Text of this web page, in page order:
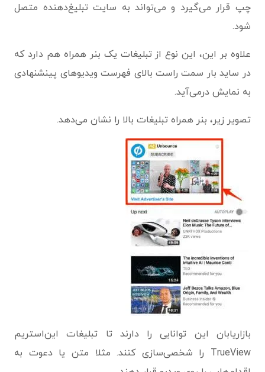
چپ قرار می‌گیرد و می‌تواند به سایت تبلیغ‌دهنده متصل
شود.
علاوه بر این، این نوع از تبلیغات یک بنر همراه هم دارد که
در ساید بار سمت راست بالای فهرست ویدیوهای پینشنهادی
به نمایش درمی‌آید.
تصویر زیر، بنر همراه تبلیغات بالا را نشان می‌دهد.
بازاریابان این توانایی را دارند تا تبلیغات این‌استریم
TrueView را شخصی‌سازی کنند. مثلا متن یا دعوت به